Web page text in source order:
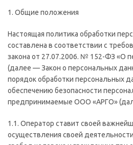
1. Общие положения
Настоящая политика обработки
составлена в соответствии с
закона от 27.07.2006. № 152-ФЗ «О
(далее — Закон о персональных
порядок обработки персональных
обеспечению безопасности
предпринимаемые ООО «АРГО»
1.1. Оператор ставит своей
осуществления своей